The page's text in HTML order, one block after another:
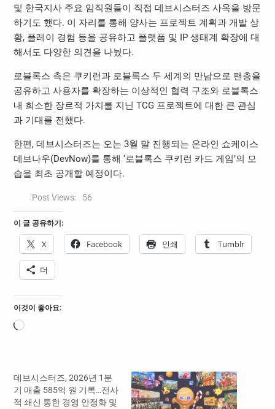
및 한국지사 주요 임직원들이 직접 데브시스터즈 사옥을 방문
하기도 했다. 이 자리를 통해 양사는 프로젝트 계획과 개발 상
황, 플레이 경험 등을 공유하고 플랫폼 및 IP 생태계 확장에 대
해서도 다양한 의견을 나눴다.
로블록스 측은 쿠키런과 로블록스 두 세계의 만남으로 팬층을
공유하고 사용자를 확장하는 이상적인 협력 구조와 로블록스
내 희소한 장르적 가치를 지닌 TCG 프로젝트에 대한 큰 관심
과 기대를 전했다.
한편, 데브시스터즈는 오는 3월 말 진행되는 온라인 쇼케이스
데브나우(DevNow)를 통해 ‘로블록스 쿠키런 카드 게임’의 모
습을 최초 공개할 예정이다.
Post Views: 56
이 글 공유하기:
X Facebook 인쇄 Tumblr
더
이것이 좋아요:
로
데브시스터즈, 2026년 1분
기 매출 585억 원 기록…전사
적 쇄신 통한 경영 안정화 및